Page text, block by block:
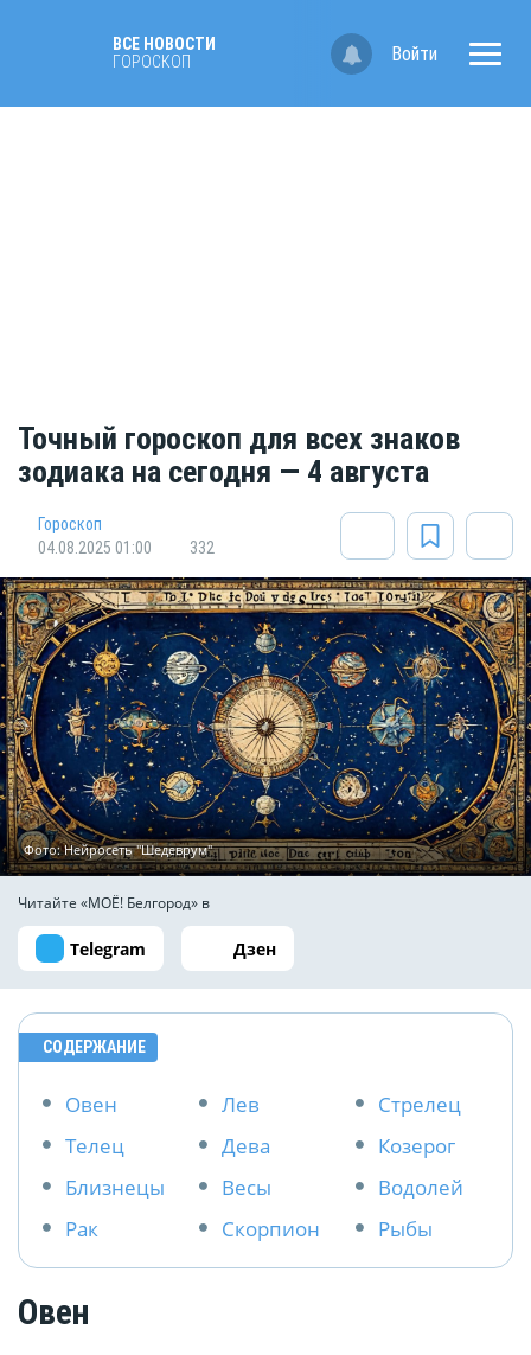
ВСЕ НОВОСТИ
ГОРОСКОП
Войти
Точный гороскоп для всех знаков
зодиака на сегодня — 4 августа
Гороскоп
04.08.2025 01:00
332
Фото: Нейросеть "Шедеврум"
Читайте «МОЁ! Белгород» в
Telegram Дзен
СОДЕРЖАНИЕ
Овен
Телец
Близнецы
Рак
Лев
Дева
Весы
Скорпион
Стрелец
Козерог
Водолей
Рыбы
Овен